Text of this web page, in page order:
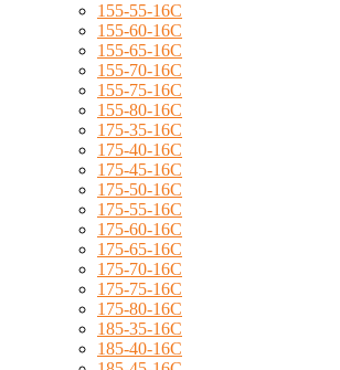
155-55-16C
155-60-16C
155-65-16C
155-70-16C
155-75-16C
155-80-16C
175-35-16C
175-40-16C
175-45-16C
175-50-16C
175-55-16C
175-60-16C
175-65-16C
175-70-16C
175-75-16C
175-80-16C
185-35-16C
185-40-16C